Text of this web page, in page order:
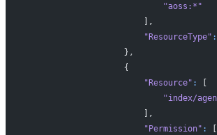
                            "aoss:*"
                        ],
                        "ResourceType"
:
                    },
                    {
                        "Resource"
:
[
"index/
                        ],
                        "Permission"
:
[